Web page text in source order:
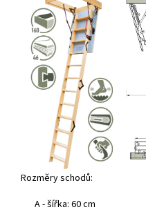
Rozměry schodů:
A - šířka: 60 cm